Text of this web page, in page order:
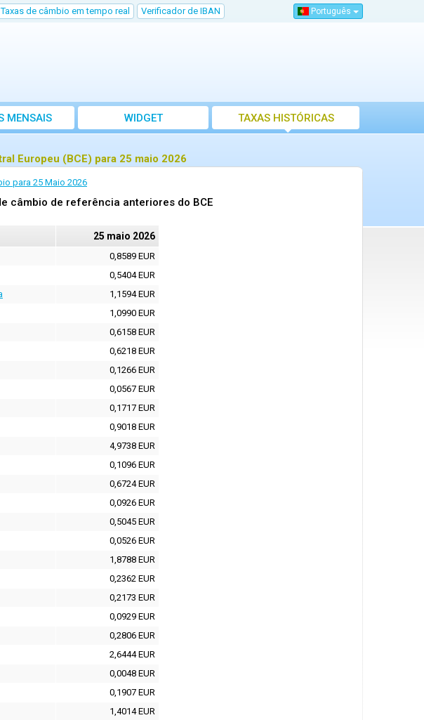
Taxas de câmbio em tempo real Verificador de IBAN Português
MENSAIS WIDGET TAXAS HISTÓRICAS
Europeu (BCE) para 25 maio 2026
para 25 Maio 2026
câmbio de referência anteriores do BCE
25 maio 2026
0,8589 EUR
0,5404 EUR
1,1594 EUR
1,0990 EUR
0,6158 EUR
0,6218 EUR
0,1266 EUR
0,0567 EUR
0,1717 EUR
0,9018 EUR
4,9738 EUR
0,1096 EUR
0,6724 EUR
0,0926 EUR
0,5045 EUR
0,0526 EUR
1,8788 EUR
0,2362 EUR
0,2173 EUR
0,0929 EUR
0,2806 EUR
2,6444 EUR
0,0048 EUR
0,1907 EUR
1,4014 EUR